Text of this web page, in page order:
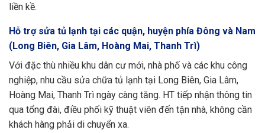
liền kề.
Hỗ trợ sửa tủ lạnh tại các quận, huyện phía Đông và Nam
(Long Biên, Gia Lâm, Hoàng Mai, Thanh Trì)
Với đặc thù nhiều khu dân cư mới, nhà phố và các khu công
nghiệp, nhu cầu sửa chữa tủ lạnh tại Long Biên, Gia Lâm,
Hoàng Mai, Thanh Trì ngày càng tăng. HT tiếp nhận thông tin
qua tổng đài, điều phối kỹ thuật viên đến tận nhà, không cần
khách hàng phải di chuyển xa.